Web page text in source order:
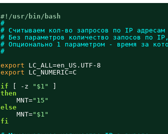
#!/usr/bin/bash
#
# Считываем кол-во запросов по IP
# Без параметров количество запосов по
# Опционально 1 параметром - время за
#
export
LC_ALL=en_US.UTF-8
export
LC_NUMERIC=C
if
[ -z "$1"
then
MNT="15"
else
MNT="$1"
fi